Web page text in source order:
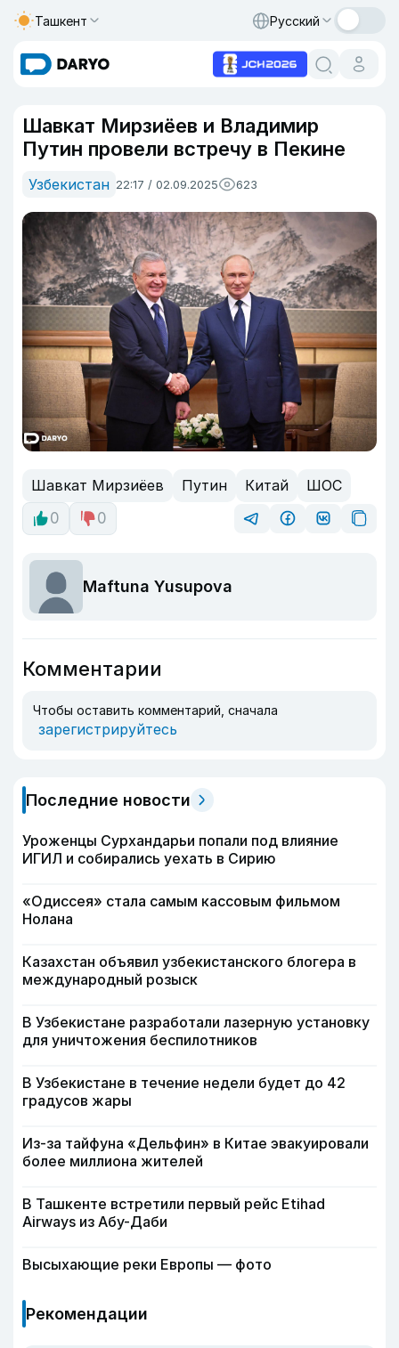
Ташкент Русский
Шавкат Мирзиёев и Владимир
Путин провели встречу в Пекине
Узбекистан 22:17 / 02.09.2025 623
Шавкат Мирзиёев Путин Китай
ШОС
0
0
Maftuna Yusupova
Комментарии
Чтобы оставить комментарий, сначала
зарегистрируйтесь
Последние новости
Уроженцы Сурхандарьи попали под влияние
ИГИЛ и собирались уехать в Сирию
«Одиссея» стала самым кассовым фильмом
Нолана
Казахстан объявил узбекистанского блогера в
международный розыск
В Узбекистане разработали лазерную установку
для уничтожения беспилотников
В Узбекистане в течение недели будет до 42
градусов жары
Из-за тайфуна «Дельфин» в Китае эвакуировали
более миллиона жителей
В Ташкенте встретили первый рейс Etihad
Airways из Абу-Даби
Высыхающие реки Европы — фото
Рекомендации